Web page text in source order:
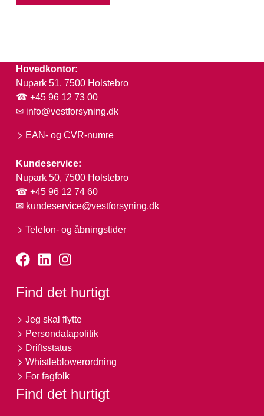
Hovedkontor:
Nupark 51, 7500 Holstebro
☎ +45 96 12 73 00
✉ info@vestforsyning.dk
EAN- og CVR-numre
Kundeservice:
Nupark 50, 7500 Holstebro
☎ +45 96 12 74 60
✉ kundeservice@vestforsyning.dk
Telefon- og åbningstider
Find det hurtigt
Jeg skal flytte
Persondatapolitik
Driftsstatus
Whistleblowerordning
For fagfolk
Find det hurtigt